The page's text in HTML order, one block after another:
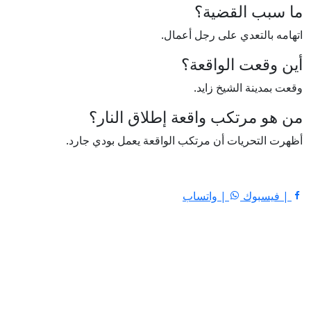
ما سبب القضية؟
اتهامه بالتعدي على رجل أعمال.
أين وقعت الواقعة؟
وقعت بمدينة الشيخ زايد.
من هو مرتكب واقعة إطلاق النار؟
أظهرت التحريات أن مرتكب الواقعة يعمل بودي جارد.
| فيسبوك | واتساب